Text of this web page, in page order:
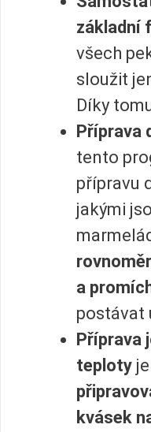
základní
všech
sloužit
Díky
Příprava
tento
přípravu
jakými
a
postávat
Příprava
teploty
kvásek